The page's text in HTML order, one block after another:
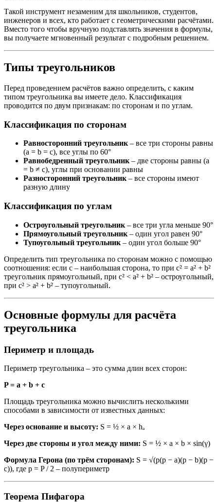
Такой инструмент незаменим для школьников, студентов,
инженеров и всех, кто работает с геометрическими расчётами.
Вместо того чтобы вручную подставлять значения в формулы,
вы получаете мгновенный результат с подробным решением.
Типы треугольников
Перед проведением расчётов важно определить, с каким
типом треугольника вы имеете дело. Классификация
проводится по двум признакам: по сторонам и по углам.
Классификация по сторонам
Равносторонний треугольник – все три стороны равны
(a = b = c), все углы по 60°
Равнобедренный треугольник – две стороны равны (a
= b ≠ c), углы при основании равны
Разносторонний треугольник – все стороны имеют
разную длину
Классификация по углам
Остроугольный треугольник – все три угла меньше 90°
Прямоугольный треугольник – один угол равен 90°
Тупоугольный треугольник – один угол больше 90°
Определить тип треугольника по сторонам можно с помощью
соотношения: если c – наибольшая сторона, то при c² = a² + b²
треугольник прямоугольный, при c² < a² + b² – остроугольный,
при c² > a² + b² – тупоугольный.
Основные формулы для расчёта
треугольника
Периметр и площадь
Периметр треугольника – это сумма длин всех сторон:
P = a + b + c
Площадь треугольника можно вычислить несколькими
способами в зависимости от известных данных:
Через основание и высоту: S = ½ × a × hₐ
Через две стороны и угол между ними: S = ½ × a × b × sin(γ)
Формула Герона (по трём сторонам): S = √(p(p − a)(p − b)(p −
c)), где p = P / 2 – полупериметр
Теорема Пифагора